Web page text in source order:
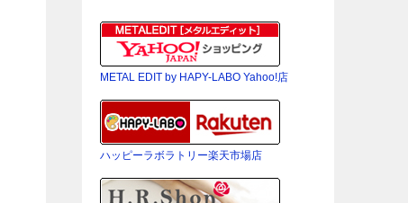
METAL EDIT by HAPY-LABO Yahoo!店
ハッピーラボラトリー楽天市場店